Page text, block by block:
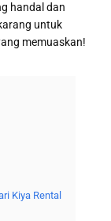
handal dan
untuk
memuaskan!
Kiya Rental